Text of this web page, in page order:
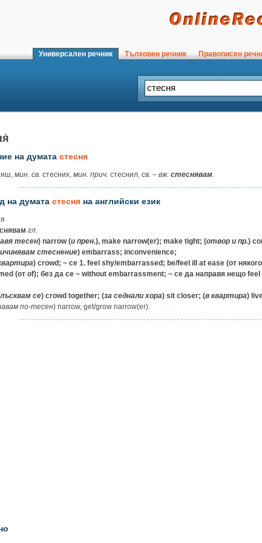
Универсален речник Тълковен речник Правописен
на думата стесня
мин. св. стесних, мин. прич. стеснил, св. – вж. стеснявам.
на думата стесня на английски език
гл.
тесен) narrow (и прен.), make narrow(er); make tight; (отвор и пр.)
стеснение) embarrass; inconvenience;
) crowd; ~ се 1. feel shy/embarrassed; be/feel ill at ease (от някого
(от of); без да се ~ without embarrassment; ~ се да направя нещо feel
се) crowd together; (за седнали хора) sit closer; (в квартира)
по-тесен) narrow, get/grow narrow(er).